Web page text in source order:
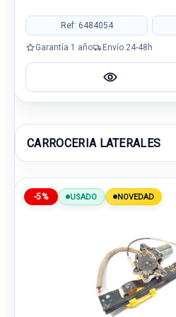
Ref: 6484054
Garantía 1 año Envío 24-48h
CARROCERIA LATERALES
-5% USADO NOVEDAD